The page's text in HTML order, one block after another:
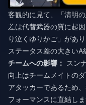
客観的に見て、「清明
差は代替武器の質に起
り泣くゆりかご」があ
ステータス差の大きいA
チームへの影響：
スン
向上はチームメイトの
アタッカーであるため
フォーマンスに直結し